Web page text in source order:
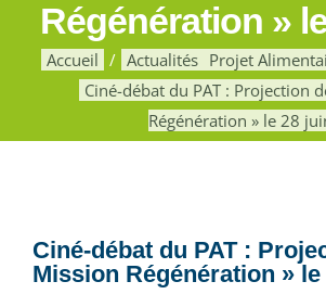
Régénération »
Accueil Actualités Projet
Ciné-débat du PAT : Projection
Régénération » le 28
Ciné-débat du PAT :
Mission Régénération »